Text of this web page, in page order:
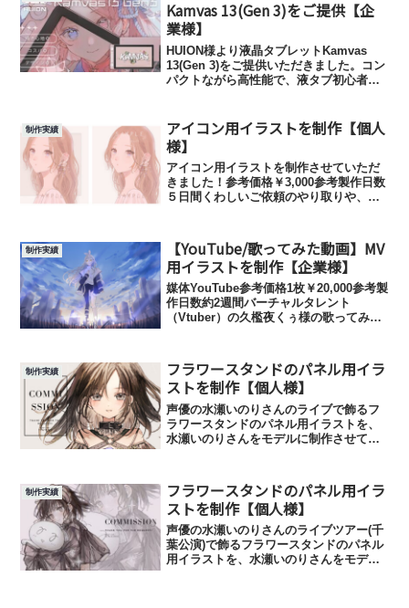
合 (daisi...
Kamvas 13(Gen 3)をご提供【企
業様】
HUION様より液晶タブレットKamvas
13(Gen 3)をご提供いただきました。コン
パクトながら高性能で、液タブ初心者の
スト商品ページ（HUION...
制作実績
アイコン用イラストを制作【個人
様】
アイコン用イラストを制作させていただ
きました！参考価格￥3,000参考製作日数
５日間くわしいご依頼のやり取りや、イ
ります。
制作実績
【YouTube/歌ってみた動画】MV
用イラストを制作【企業様】
媒体YouTube参考価格1枚￥20,000参考製
作日数約2週間バーチャルタレント
（Vtuber）の久檻夜くぅ様の歌ってみた
も綺麗な歌声と素敵な編集で、感動し
ま...
制作実績
フラワースタンドのパネル用イラ
ストを制作【個人様】
声優の水瀬いのりさんのライブで飾るフ
ラワースタンドのパネル用イラストを、
水瀬いのりさんをモデルに制作させてい
パネル用イラスト
制作実績
フラワースタンドのパネル用イラ
ストを制作【個人様】
声優の水瀬いのりさんのライブツアー(千
葉公演)で飾るフラワースタンドのパネル
用イラストを、水瀬いのりさんをモデル